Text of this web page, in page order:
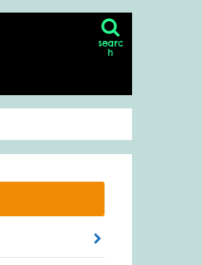
searc
h
へのツアー